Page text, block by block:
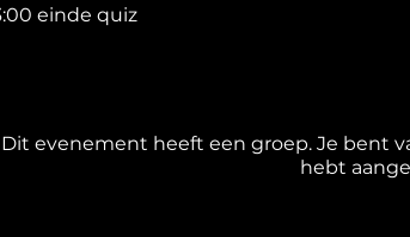
einde quiz
Dit evenement heeft een groep. Je bent
hebt